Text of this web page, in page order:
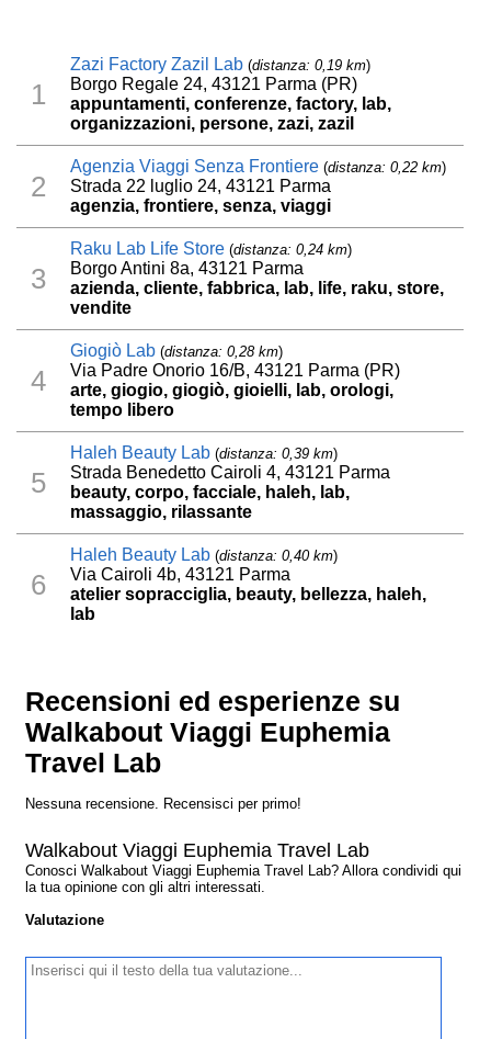
1
Zazi Factory Zazil Lab (distanza: 0,19 km)
Borgo Regale 24, 43121 Parma (PR)
appuntamenti, conferenze, factory, lab,
organizzazioni, persone, zazi, zazil
2
Agenzia Viaggi Senza Frontiere (distanza: 0,22 km)
Strada 22 luglio 24, 43121 Parma
agenzia, frontiere, senza, viaggi
3
Raku Lab Life Store (distanza: 0,24 km)
Borgo Antini 8a, 43121 Parma
azienda, cliente, fabbrica, lab, life, raku, store,
vendite
4
Giogiò Lab (distanza: 0,28 km)
Via Padre Onorio 16/B, 43121 Parma (PR)
arte, giogio, giogiò, gioielli, lab, orologi,
tempo libero
5
Haleh Beauty Lab (distanza: 0,39 km)
Strada Benedetto Cairoli 4, 43121 Parma
beauty, corpo, facciale, haleh, lab,
massaggio, rilassante
6
Haleh Beauty Lab (distanza: 0,40 km)
Via Cairoli 4b, 43121 Parma
atelier sopracciglia, beauty, bellezza, haleh,
lab
Recensioni ed esperienze su
Walkabout Viaggi Euphemia
Travel Lab
Nessuna recensione. Recensisci per primo!
Walkabout Viaggi Euphemia Travel Lab
Conosci Walkabout Viaggi Euphemia Travel Lab? Allora condividi qui
la tua opinione con gli altri interessati.
Valutazione